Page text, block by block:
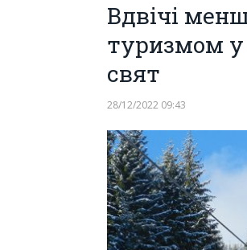
Вдвічі
туризмом у
свят
28/12/2022 09:43